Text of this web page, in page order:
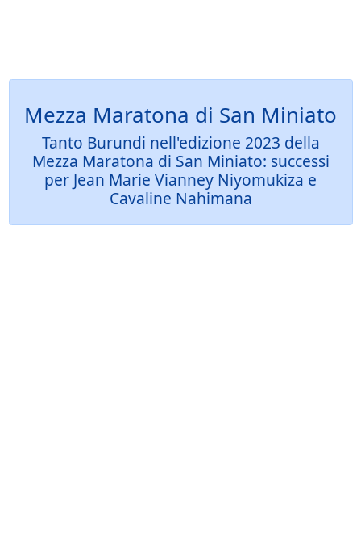
Mezza Maratona di San Miniato
Tanto Burundi nell'edizione 2023 della
Mezza Maratona di San Miniato: successi
per Jean Marie Vianney Niyomukiza e
Cavaline Nahimana